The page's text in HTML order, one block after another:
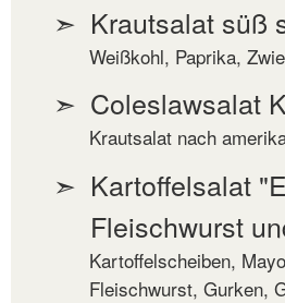
Krautsalat süß
Weißkohl, Paprika,
Coleslawsalat
Krautsalat nach
Kartoffelsalat
Fleischwurst
Kartoffelscheiben,
Fleischwurst, Gurken,